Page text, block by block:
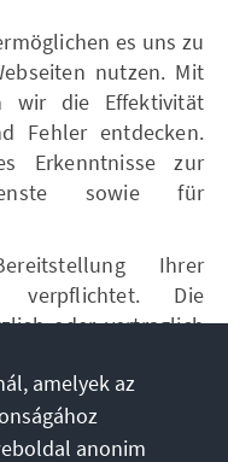
es uns zu
nutzen. Mit
wir die Effektivität
Fehler entdecken.
Erkenntnisse zur
sowie für
Ihrer
verpflichtet. Die
oder vertraglich
könnte jedoch
Webseiten ggfs.
können.
amelyek az
anonim